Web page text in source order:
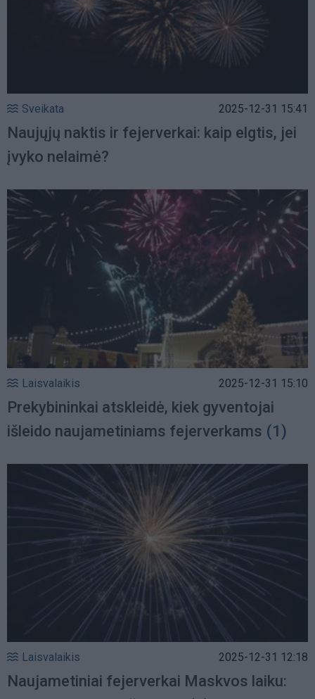
Sveikata 2025-12-31 15:41
Naujųjų naktis ir fejerverkai: kaip elgtis, jei
įvyko nelaimė?
Laisvalaikis 2025-12-31 15:10
Prekybininkai atskleidė, kiek gyventojai
išleido naujametiniams fejerverkams (1)
Laisvalaikis 2025-12-31 12:18
Naujametiniai fejerverkai Maskvos laiku: